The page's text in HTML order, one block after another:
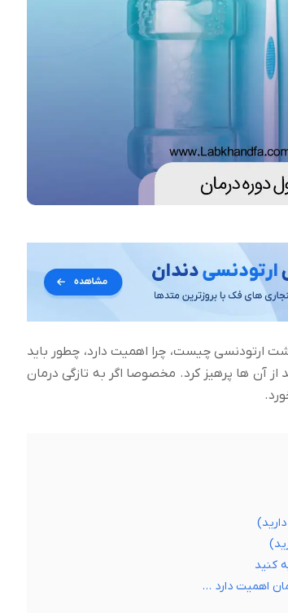
ارتودنسی چیست، چرا اهمیت دارد، چطور باید
آن ها پرهیز کرد. مخصوصا اگر به تازگی درمان
کنید
اهمیت دارد …